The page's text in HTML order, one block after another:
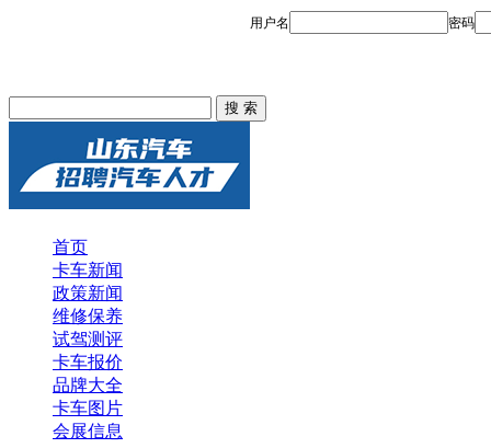
首页
卡车新闻
政策新闻
维修保养
试驾测评
卡车报价
品牌大全
卡车图片
会展信息